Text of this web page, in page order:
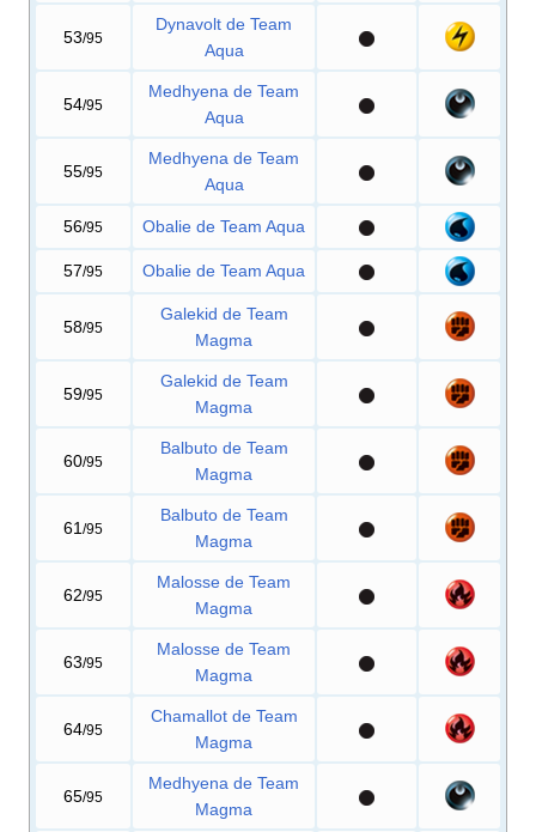
53/95
Dynavolt de Team
Aqua
54/95
Medhyena de Team
Aqua
55/95
Medhyena de Team
Aqua
56/95 Obalie de Team Aqua
57/95 Obalie de Team Aqua
58/95
Galekid de Team
Magma
59/95
Galekid de Team
Magma
60/95
Balbuto de Team
Magma
61 /95
Balbuto de Team
Magma
62/95
Malosse de Team
Magma
63/95
Malosse de Team
Magma
64/95
Chamallot de Team
Magma
65/95
Medhyena de Team
Magma